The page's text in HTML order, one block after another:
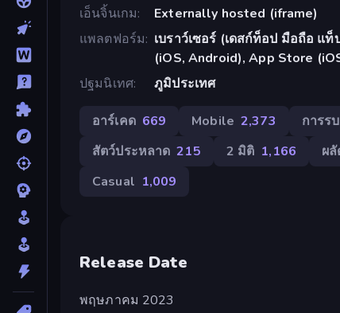
เอ็นจิ้นเกม
Externally hosted (iframe)
แพลตฟอร์ม
เบราว์เซอร์ (เดสก์ท็อป มือถือ แท็
(iOS, Android), App Store
ปฐมนิเทศ
ภูมิประเทศ
อาร์เคด 669 Mobile 2,373 การรบ
สัตว์ประหลาด 215 2 มิติ 1,166 ผ
Casual 1,009
Release Date
พฤษภาคม 2023